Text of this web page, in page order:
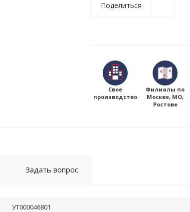
Поделиться
Свое
производство
Филиалы по
Москве, МО,
Ростове
Задать вопрос
УТ000046801